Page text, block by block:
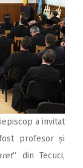
a invitat
profesor și
“ din Tecuci,